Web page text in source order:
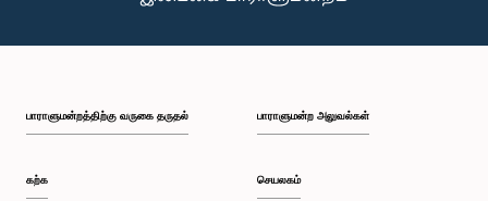
பாராளுமன்றத்திற்கு வருகை தருதல்
கற்க
பாராளுமன்ற அலுவல்கள்
செயலகம்